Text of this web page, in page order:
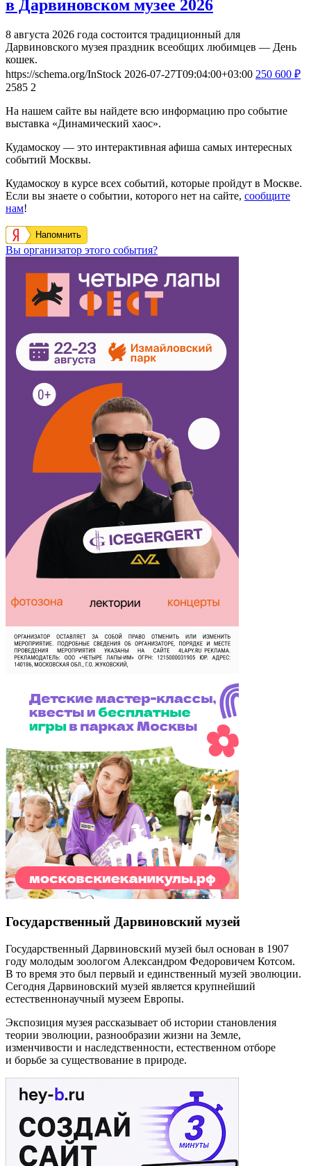
в Дарвиновском музее 2026
8 августа 2026 года состоится традиционный для
Дарвиновского музея праздник всеобщих любимцев — День
кошек.
https://schema.org/InStock 2026-07-27T09:04:00+03:00 250 600 ₽
2585 2
На нашем сайте вы найдете всю информацию про событие
выставка «Динамический хаос».
Кудамоскоу — это интерактивная афиша самых интересных
событий Москвы.
Кудамоскоу в курсе всех событий, которые пройдут в Москве.
Если вы знаете о событии, которого нет на сайте, сообщите
нам!
Напомнить
Вы организатор этого события?
Государственный Дарвиновский музей
Государственный Дарвиновский музей был основан в 1907
году молодым зоологом Александром Федоровичем Котсом.
В то время это был первый и единственный музей эволюции.
Сегодня Дарвиновский музей является крупнейший
естественнонаучный музеем Европы.
Экспозиция музея рассказывает об истории становления
теории эволюции, разнообразии жизни на Земле,
изменчивости и наследственности, естественном отборе
и борьбе за существование в природе.